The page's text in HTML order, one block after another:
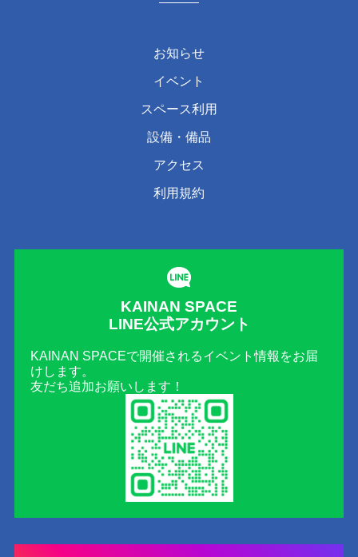
お知らせ
イベント
スペース利用
設備・備品
アクセス
利用規約
KAINAN SPACE
LINE公式アカウント
KAINAN SPACEで開催されるイベント情報をお届
けします。
友だち追加お願いします！